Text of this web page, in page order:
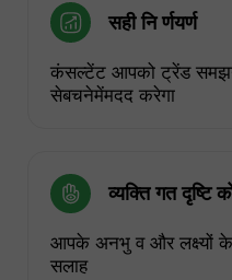
सही नि र्णयर्ण
कंसल्टेंट आपको ट्रेंड
सेबचनेमेंमदद करेगा
व्यक्ति गत दृष्टि
आपके अनभु व और लक्ष्यों
सलाह